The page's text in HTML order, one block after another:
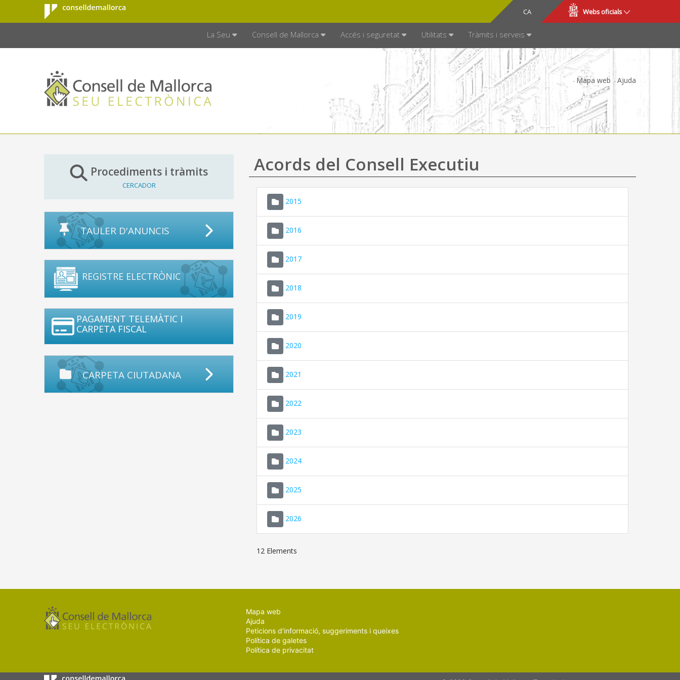
Salta al contingut principal
Consell de
Mallorca
CA
ES Webs oficials
La Seu Consell de Mallorca Accés i seguretat Utilitats Tràmits i serveis
Mapa web Ajuda
Procediments i tràmits
CERCADOR
TAULER D'ANUNCIS
REGISTRE ELECTRÒNIC
PAGAMENT TELEMÀTIC I
CARPETA FISCAL
CARPETA CIUTADANA
Acords del Consell Executiu
2015
2016
2017
2018
2019
2020
2021
2022
2023
2024
2025
2026
12 Elements
Mapa web
Ajuda
Peticions d'informació, suggeriments i queixes
Política de galetes
Política de privacitat